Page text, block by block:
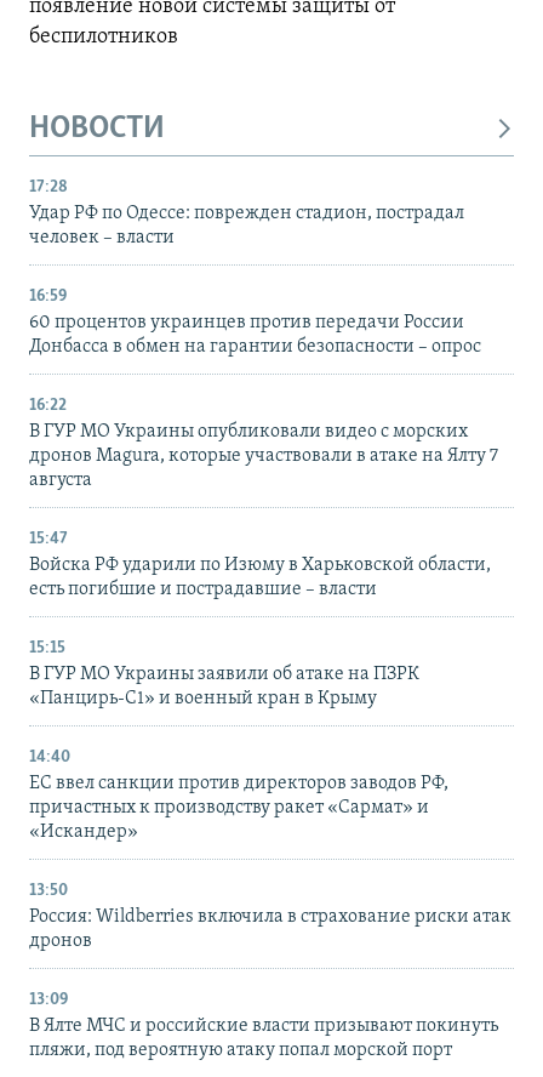
появление новой системы защиты от
беспилотников
НОВОСТИ
17:28
Удар РФ по Одессе: поврежден стадион, пострадал
человек – власти
16:59
60 процентов украинцев против передачи России
Донбасса в обмен на гарантии безопасности – опрос
16:22
В ГУР МО Украины опубликовали видео с морских
дронов Magura, которые участвовали в атаке на Ялту 7
августа
15:47
Войска РФ ударили по Изюму в Харьковской области,
есть погибшие и пострадавшие – власти
15:15
В ГУР МО Украины заявили об атаке на ПЗРК
«Панцирь-С1» и военный кран в Крыму
14:40
ЕС ввел санкции против директоров заводов РФ,
причастных к производству ракет «Сармат» и
«Искандер»
13:50
Россия: Wildberries включила в страхование риски атак
дронов
13:09
В Ялте МЧС и российские власти призывают покинуть
пляжи, под вероятную атаку попал морской порт